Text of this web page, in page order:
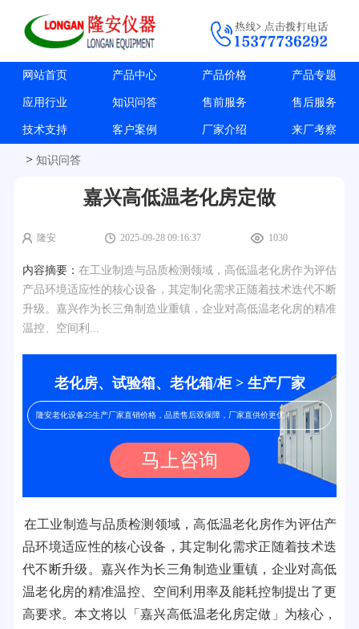
网站首页 产品中心 产品价格 产品专题
应用行业 知识问答 售前服务 售后服务
技术支持 客户案例 厂家介绍 来厂考察
> 知识问答
嘉兴高低温老化房定做
隆安 2025-09-28 09:16:37 1030
内容摘要： 在工业制造与品质检测领域，高低温老化房作为评估
产品环境适应性的核心设备，其定制化需求正随着技术迭代不断
升级。嘉兴作为长三角制造业重镇，企业对高低温老化房的精准
温控、空间利...
老化房、试验箱、老化箱/柜 > 生产厂家
隆安老化设备25生产厂家直销价格，品质售后双保障，厂家直供价更优！
马上咨询
在工业制造与品质检测领域，高低温老化房作为评估产
品环境适应性的核心设备，其定制化需求正随着技术迭
代不断升级。嘉兴作为长三角制造业重镇，企业对高低
温老化房的精准温控、空间利用率及能耗控制提出了更
高要求。本文将以「嘉兴高低温老化房定做」为核心，